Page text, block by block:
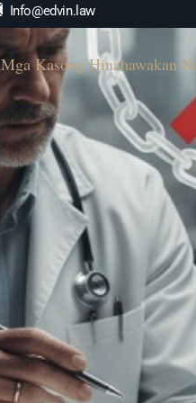
Info@edvin.law
Mga Kasong Hinahawakan